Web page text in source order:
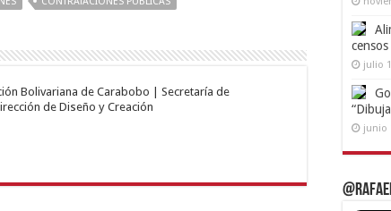
Bolivariana de Carabobo | Secretaría de
de Diseño y Creación
julio
junio